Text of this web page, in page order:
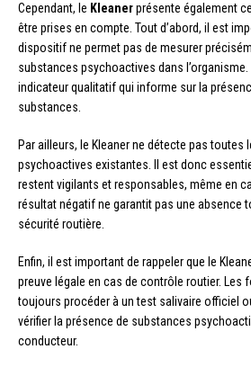
Cependant, le Kleanerprésente également
être prises en compte. Tout d’abord, il est
dispositif ne permet pas de mesurer
substances psychoactives dans l’organisme.
indicateur qualitatif qui informe sur la
substances.
Par ailleurs, le Kleaner ne détecte pas toutes
psychoactives existantes. Il est donc
restent vigilants et responsables, même en
résultat négatif ne garantit pas une absence
sécurité routière.
Enfin, il est important de rappeler que le
preuve légale en cas de contrôle routier. Les
toujours procéder à un test salivaire officiel
vérifier la présence de substances
conducteur.